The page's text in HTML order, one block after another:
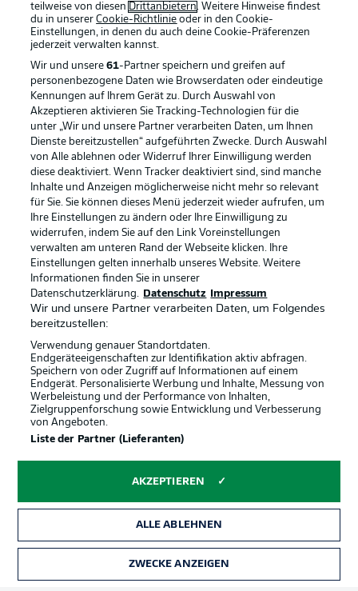
Offizielle Partner
Rechtliche Hinweise
Datenschutz Nutzungsbedingungen
Kontakt
Jobs Impressum
AGB
teilweise von diesen Drittanbietern. Weitere Hinweise findest
du in unsererCookie-Richtlinie oder in den Cookie-
Einstellungen, in denen du auch deine Cookie-Präferenzen
jederzeit verwalten kannst.
Wir und unsere61-Partner speichern und greifen auf
personenbezogene Daten wie Browserdaten oder eindeutige
Kennungen auf Ihrem Gerät zu. Durch Auswahl von
Akzeptieren aktivieren Sie Tracking-Technologien für die
unter „Wir und unsere Partner verarbeiten Daten, um Ihnen
Dienste bereitzustellen“ aufgeführten Zwecke. Durch Auswahl
von Alle ablehnen oder Widerruf Ihrer Einwilligung werden
diese deaktiviert. Wenn Tracker deaktiviert sind, sind manche
Inhalte und Anzeigen möglicherweise nicht mehr so relevant
für Sie. Sie können dieses Menü jederzeit wieder aufrufen, um
Ihre Einstellungen zu ändern oder Ihre Einwilligung zu
widerrufen, indem Sie auf den Link Voreinstellungen
verwalten am unteren Rand der Webseite klicken. Ihre
Einstellungen gelten innerhalb unseres Website. Weitere
Informationen finden Sie in unserer
Datenschutzerklärung.
Datenschutz Impressum
Wir und unsere Partner verarbeiten Daten, um Folgendes
bereitzustellen:
Verwendung genauer Standortdaten.
Endgeräteeigenschaften zur Identifikation aktiv abfragen.
Speichern von oder Zugriff auf Informationen auf einem
Endgerät. Personalisierte Werbung und Inhalte, Messung von
Werbeleistung und der Performance von Inhalten,
Zielgruppenforschung sowie Entwicklung und Verbesserung
von Angeboten.
Liste der Partner (Lieferanten)
AKZEPTIEREN
ALLE ABLEHNEN
ZWECKE ANZEIGEN